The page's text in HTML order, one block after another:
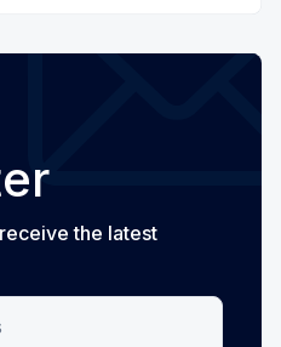
the latest